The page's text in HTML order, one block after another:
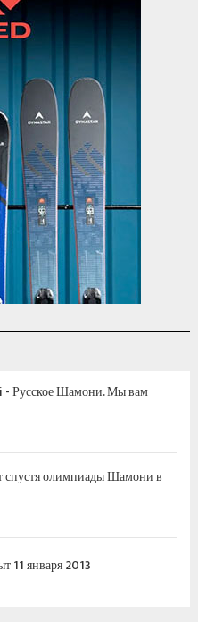
Русское Шамони. Мы вам
спустя олимпиады Шамони в
11 января 2013